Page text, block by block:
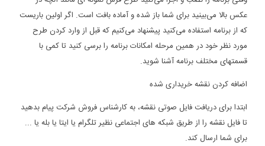
عکس بالا می‌بینید برای شما باز شده و آماده بافت است. اگر اولین باریست
که از برنامه استفاده می‌کنید پیشنهاد می‌کنیم که قبل از وارد کردن طرح
مورد نظر خود در همین مرحله امکانات برنامه را برسی کنید تا کمی با
قسمتهای مختلف برنامه آشنا شوید.
اضافه کردن نقشه خریداری شده
ابتدا برای دریافت فایل صوتی نقشه، به کارشناس فروش شرکت پیام بدهید
تا فایل نقشه را از طریق شبکه های اجتماعی نظیر تلگرام یا ایتا یا بله یا ...
برای شما ارسال کند.